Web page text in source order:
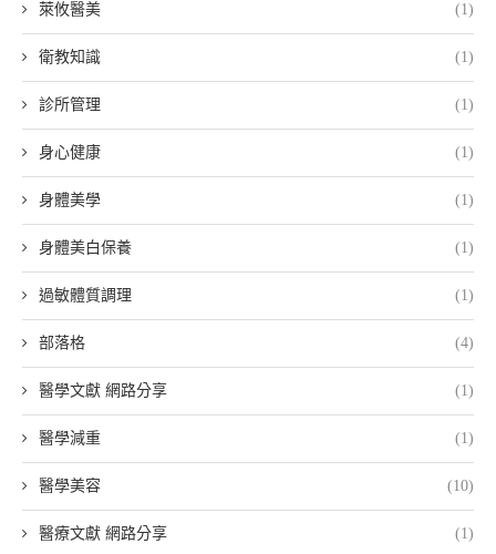
萊攸醫美 (1)
衛教知識 (1)
診所管理 (1)
身心健康 (1)
身體美學 (1)
身體美白保養 (1)
過敏體質調理 (1)
部落格 (4)
醫學文獻 網路分享 (1)
醫學減重 (1)
醫學美容 (10)
醫療文獻 網路分享 (1)